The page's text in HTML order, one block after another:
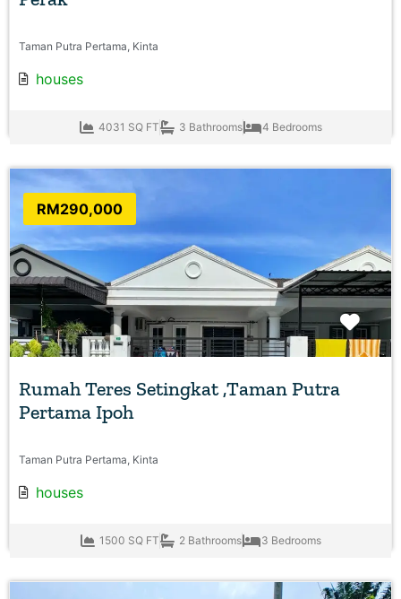
Taman Putra Pertama, Kinta
houses
4031 SQ FT 3 Bathrooms 4 Bedrooms
RM290,000
Rumah Teres Setingkat ,Taman Putra
Pertama Ipoh
Taman Putra Pertama, Kinta
houses
1500 SQ FT 2 Bathrooms 3 Bedrooms